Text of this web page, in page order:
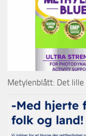
Metylenblått: Det